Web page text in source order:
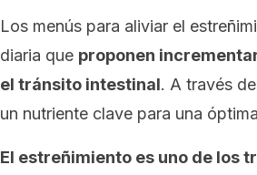
Los menús para aliviar el
diaria que proponen
el tránsito intestinal. A través
un nutriente clave para una
El estreñimiento es uno de los